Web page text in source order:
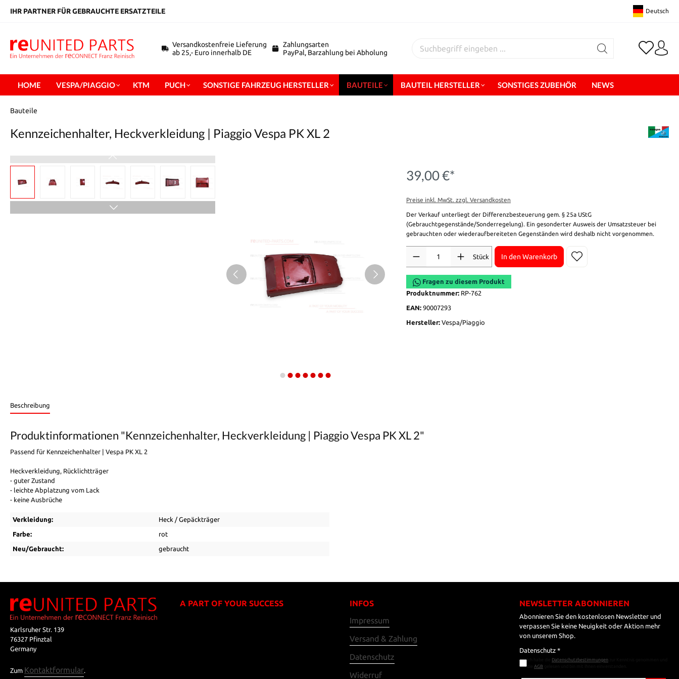
springen
IHR PARTNER FÜR GEBRAUCHTE ERSATZTEILE Deutsch
Versandkostenfreie Lieferung
ab 25,- Euro innerhalb DE
Zahlungsarten
PayPal, Barzahlung bei Abholung
HOME VESPA/PIAGGIO KTM PUCH SONSTIGE FAHRZEUG HERSTELLER BAUTEILE BAUTEIL HERSTELLER SONSTIGES ZUBEHÖR NEWS
Bauteile
Kennzeichenhalter, Heckverkleidung | Piaggio Vespa PK XL 2
39,00 €*
Preise inkl. MwSt. zzgl. Versandkosten
Der Verkauf unterliegt der Differenzbesteuerung gem. § 25a UStG
(Gebrauchtgegenstände/Sonderregelung). Ein gesonderter Ausweis der Umsatzsteuer bei
gebrauchten oder wiederaufbereiteten Gegenständen wird deshalb nicht vorgenommen.
Stück
In den Warenkorb
Fragen zu diesem Produkt
Produktnummer: RP-762
EAN: 90007293
Hersteller: Vespa/Piaggio
Beschreibung
Produktinformationen "Kennzeichenhalter, Heckverkleidung | Piaggio Vespa PK XL 2"
Passend für Kennzeichenhalter | Vespa PK XL 2
Heckverkleidung, Rücklichtträger
- guter Zustand
- leichte Abplatzung vom Lack
- keine Ausbrüche
Verkleidung: Heck / Gepäckträger
Farbe: rot
Neu/Gebraucht: gebraucht
Karlsruher Str. 139
76327 Pfinztal
Germany
Zum Kontaktformular.
A PART OF YOUR SUCCESS
INFOS
Impressum
Versand & Zahlung
Datenschutz
Widerruf
NEWSLETTER ABONNIEREN
Abonnieren Sie den kostenlosen Newsletter und
verpassen Sie keine Neuigkeit oder Aktion mehr
von unserem Shop.
Datenschutz *
Datenschutzbestimmungen
AGB